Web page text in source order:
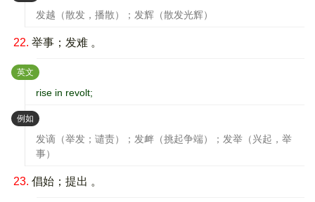
发越（散发，播散）；发辉（散发光辉）
22. 举事；发难 。
英文 ：
rise in revolt;
例如 ：
发谪（举发；谴责）；发衅（挑起争端）；发举（兴起，举
事）
23. 倡始；提出 。